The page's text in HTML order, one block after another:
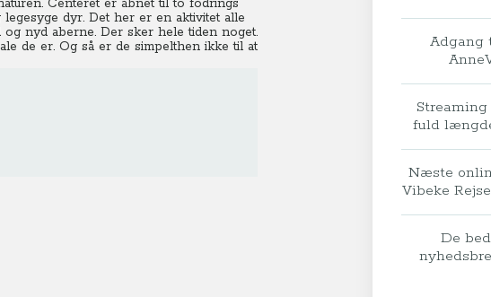
Centeret er åbnet til to fodrings
dyr. Det her er en aktivitet alle
nyd aberne. Der sker hele tiden noget.
de er. Og så er de simpelthen ikke til at
Adgang
fuld
Næste
Vibeke
De